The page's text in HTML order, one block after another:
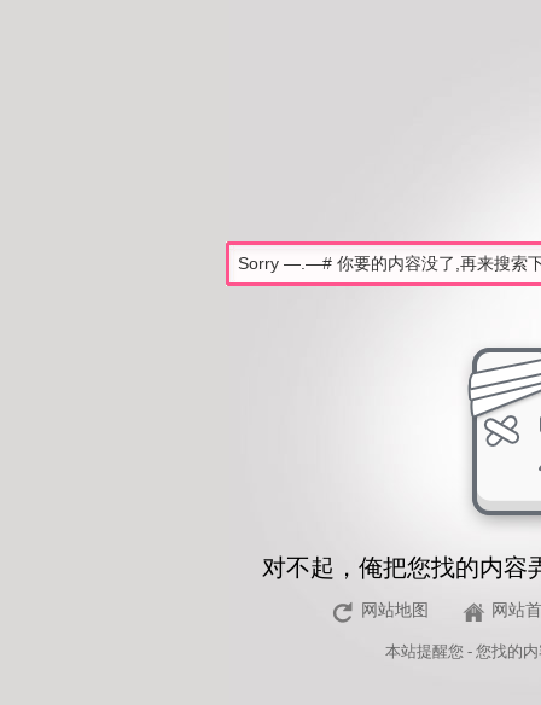
对不起，俺把您找的内容
网站地图 网站
本站提醒您 - 您找的